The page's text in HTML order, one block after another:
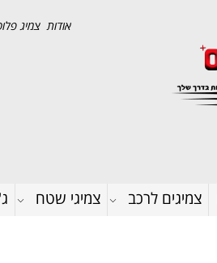
אודות צמיג
צמיגים לרכב צמיגי שטח